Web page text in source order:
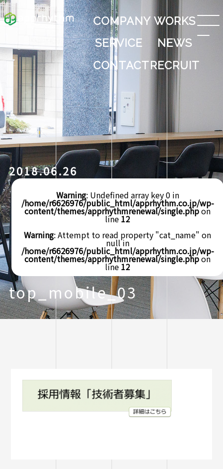
COMPANY WORKS
SERVICE
NEWS
CONTACTRECRUIT
2018.06.26
Warning: Undefined array key 0 in
/home/r6626976/public_html/apprhythm.co.jp/wp-
content/themes/apprhythmrenewal/single.phpon
line 12
Warning: Attempt to read property "cat_name" on
null in
/home/r6626976/public_html/apprhythm.co.jp/wp-
content/themes/apprhythmrenewal/single.phpon
line 12
top_mobile_03